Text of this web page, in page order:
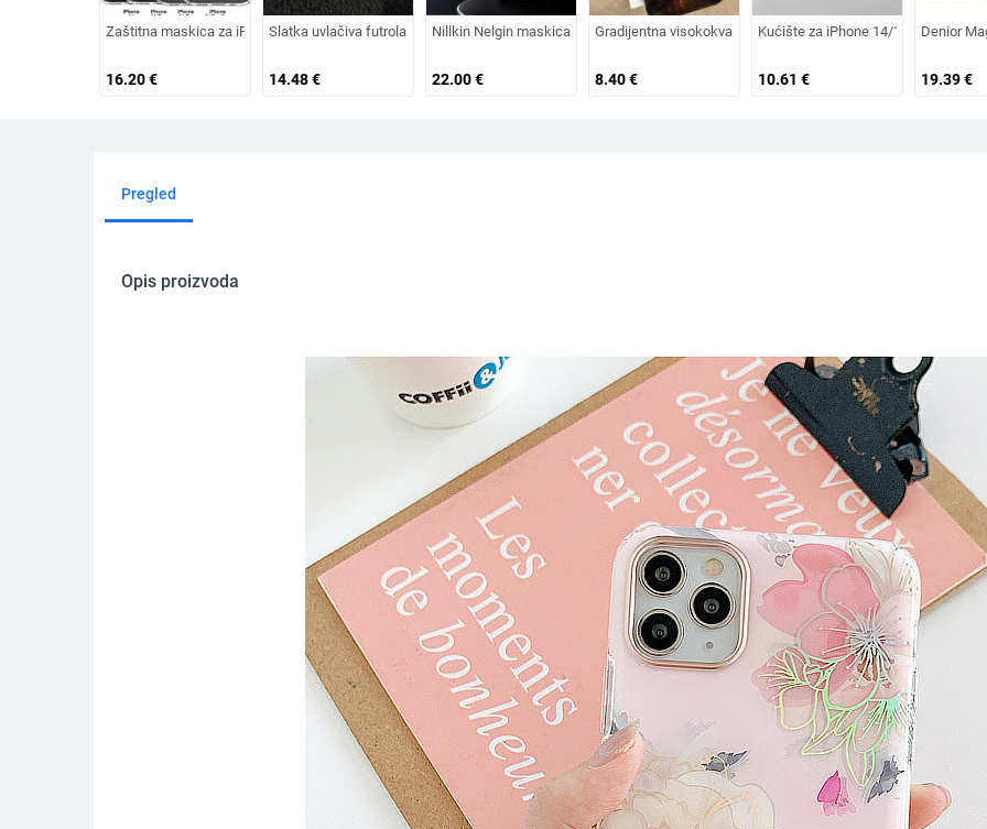
Zaštitna maskica za iPhone 16 s kristalnim štitom i magnetskom vakuumskom zaštitom za Apple Mate 70 Pro, TPU visokopropusna PC ploča
16.20€
Slatka uvlačiva futrola za kameru s stalkom za iPhone 17 i Apple 16, kompatibilna s 14/15 Pro Max
14.48€
Nillkin Nelgin maskica za Samsung S25Ultra telefon s25edge crna zrcalna Pro maskica
22.00€
Gradijentna visokokvalitetna zlatna i crna boja, prikladna za
8.40€
Kućište za iPhone 14/13 s kožnim
10.61 €
Denior
19.39€
Pregled
Opis proizvoda